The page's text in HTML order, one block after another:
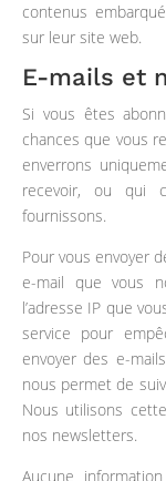
contenus
sur leur site web.
E-mails et
Si vous êtes
chances que vous
enverrons
recevoir, ou qui
fournissons.
Pour vous envoyer
e-mail que vous
l’adresse IP que
service pour
envoyer des e-
nous permet de
Nous utilisons
nos newsletters.
Aucune